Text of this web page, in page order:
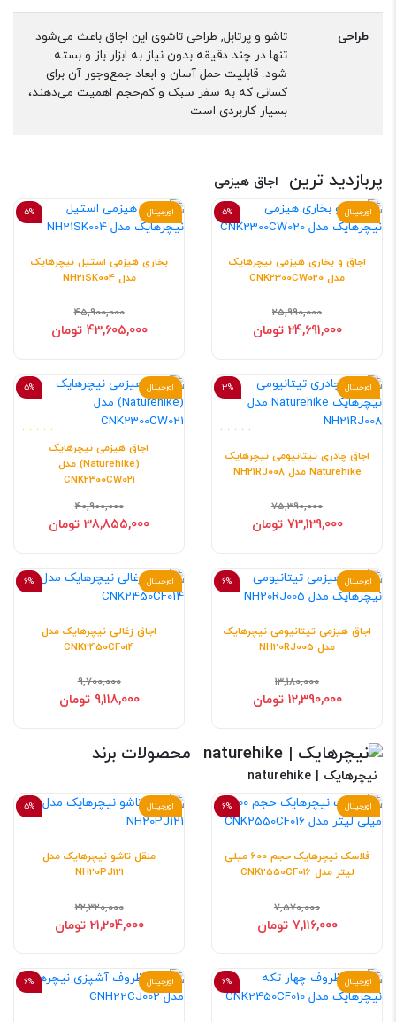
طراحی
تاشو و پرتابل, طراحی تاشوی این اجاق باعث می‌شود
تنها در چند دقیقه بدون نیاز به ابزار باز و بسته
شود. قابلیت حمل آسان و ابعاد جمع‌وجور آن برای
کسانی که به سفر سبک و کم‌حجم اهمیت می‌دهند،
بسیار کاربردی است
پربازدید ترین اجاق هیزمی
5% اورجینال
اجاق و بخاری هیزمی نیچرهایک
مدل CNK2300CW020
25,990,000
24,691,000 تومان
5% اورجینال
بخاری هیزمی استیل نیچرهایک
مدل NH21SK004
45,900,000
43,605,000 تومان
3% اورجینال
اجاق چادری تیتانیومی نیچرهایک
Naturehike مدل NH21RJ008
75,390,000
73,129,000 تومان
5% اورجینال
اجاق هیزمی نیچرهایک
(Naturehike) مدل
CNK2300CW021
40,900,000
38,855,000 تومان
6% اورجینال
اجاق هیزمی تیتانیومی نیچرهایک
مدل NH20RJ005
13,180,000
12,390,000 تومان
6% اورجینال
اجاق زغالی نیچرهایک مدل
CNK2450CF014
9,700,000
9,118,000 تومان
محصولات برند
نیچرهایک | naturehike
6% اورجینال
فلاسک نیچرهایک حجم 600 میلی
لیتر مدل CNK2550CF016
7,570,000
7,116,000 تومان
5% اورجینال
منقل تاشو نیچرهایک مدل
NH20PJ121
22,320,000
21,204,000 تومان
6% اورجینال 6% اورجینال